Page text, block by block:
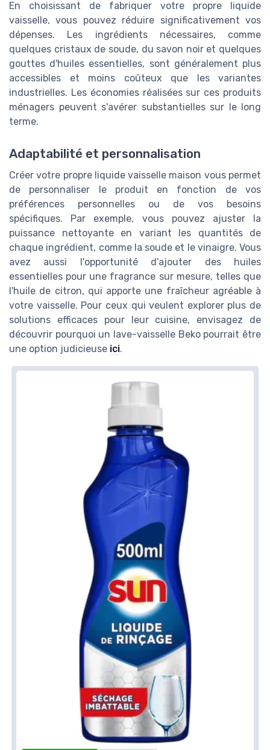
En choisissant de fabriquer votre propre liquide
vaisselle, vous pouvez réduire significativement vos
dépenses. Les ingrédients nécessaires, comme
quelques cristaux de soude, du savon noir et quelques
gouttes d'huiles essentielles, sont généralement plus
accessibles et moins coûteux que les variantes
industrielles. Les économies réalisées sur ces produits
ménagers peuvent s'avérer substantielles sur le long
terme.
Adaptabilité et personnalisation
Créer votre propre liquide vaisselle maison vous permet
de personnaliser le produit en fonction de vos
préférences personnelles ou de vos besoins
spécifiques. Par exemple, vous pouvez ajuster la
puissance nettoyante en variant les quantités de
chaque ingrédient, comme la soude et le vinaigre. Vous
avez aussi l'opportunité d'ajouter des huiles
essentielles pour une fragrance sur mesure, telles que
l'huile de citron, qui apporte une fraîcheur agréable à
votre vaisselle. Pour ceux qui veulent explorer plus de
solutions efficaces pour leur cuisine, envisagez de
découvrir pourquoi un lave-vaisselle Beko pourrait être
une option judicieuse ici.